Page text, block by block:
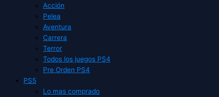
Acción
Pelea
Aventura
Carrera
Terror
Todos los juegos PS4
Pre Orden PS4
PS5
Lo mas comprado